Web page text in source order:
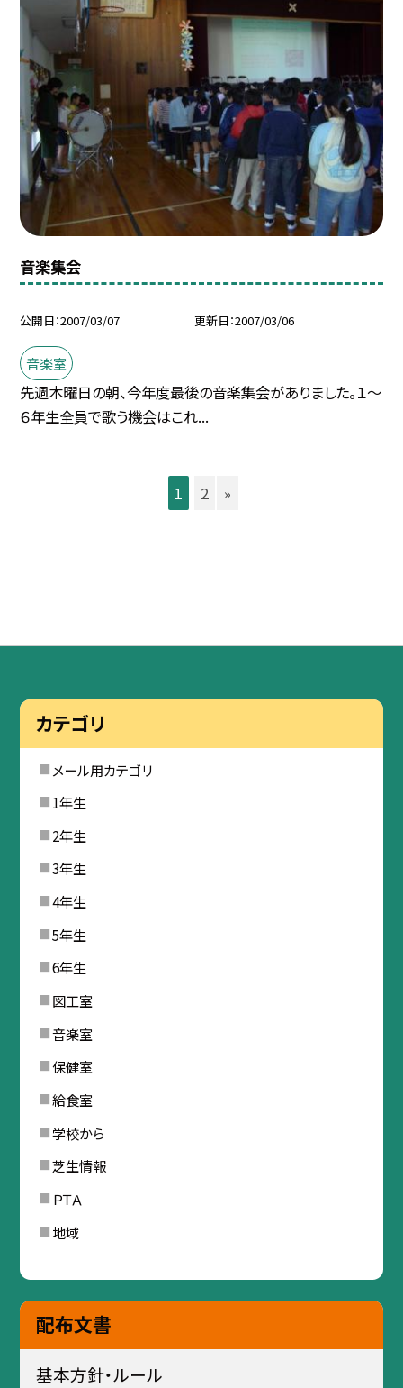
音楽集会
公開日 2007/03/07 更新日 2007/03/06
音楽室
先週木曜日の朝、今年度最後の音楽集会がありました。１〜
６年生全員で歌う機会はこれ...
1 2 »
カテゴリ
メール用カテゴリ
1年生
2年生
3年生
4年生
5年生
6年生
図工室
音楽室
保健室
給食室
学校から
芝生情報
ＰＴＡ
地域
配布文書
基本方針・ルール